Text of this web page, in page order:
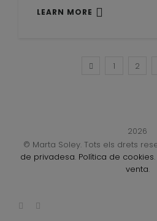
LEARN MORE
1 2
2026
© Marta Soley. Tots els drets
de privadesa. Política de cookies.
venta.